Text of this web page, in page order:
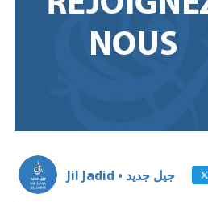
Jil Jadid • جيل جديد